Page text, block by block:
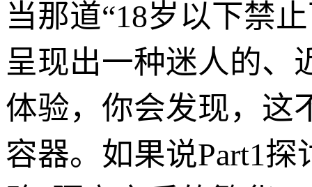
当那道“18岁以下禁
呈现出一种迷人的、
体验，你会发现，这
容器。如果说Part1